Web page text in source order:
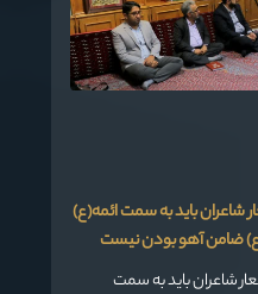
شاعران باید به سمت ائمه(ع)
ضامن آهو بودن نیست
شاعران باید به سمت